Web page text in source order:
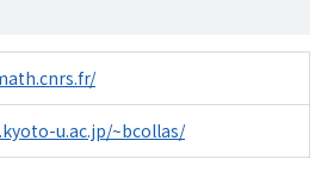
u.ac.jp/~bcollas/